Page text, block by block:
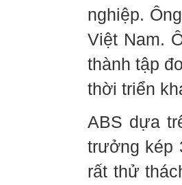
nghiệp.
Việt Nam.
thành tập
thời triển
ABS dựa
trưởng kép
rất thử